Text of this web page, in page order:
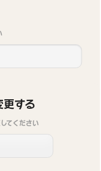
更する
てください